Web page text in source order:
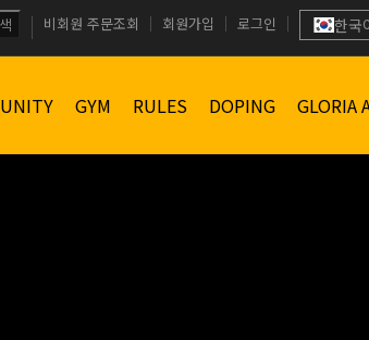
비회원 주문조회 회원가입 로그인 한국
GYM RULES DOPING GLORIA